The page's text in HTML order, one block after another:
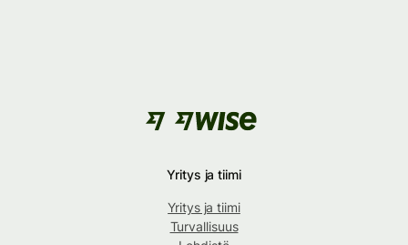
Yritys ja tiimi
Yritys ja tiimi
Turvallisuus